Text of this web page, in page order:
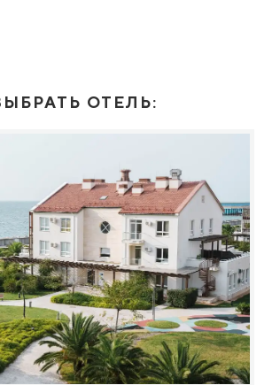
ОТЕЛЬ: